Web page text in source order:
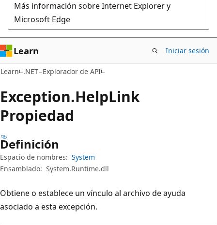
Más información sobre Internet Explorer y
Microsoft Edge
Learn Iniciar sesión
Learn .NET Explorador de API
Exception.HelpLink
Propiedad
Definición
Espacio de nombres: System
Ensamblado: System.Runtime.dll
Obtiene o establece un vínculo al archivo de ayuda
asociado a esta excepción.